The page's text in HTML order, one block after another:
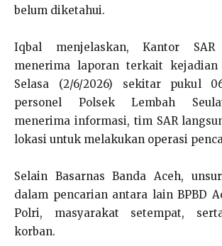
belum diketahui.
Iqbal menjelaskan, Kantor
menerima laporan terkait kejadian
Selasa (2/6/2026) sekitar pukul
personel Polsek Lembah
menerima informasi, tim SAR
lokasi untuk melakukan operasi
Selain Basarnas Banda Aceh,
dalam pencarian antara lain BPBD
Polri, masyarakat setempat,
korban.